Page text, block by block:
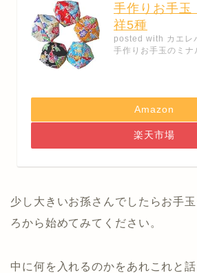
手作りお手
祥5種
posted with カエレ
手作りお手玉のミナ
Amazon
楽天市場
少し大きいお孫さんでしたらお手
ろから始めてみてください。
中に何を入れるのかをあれこれと